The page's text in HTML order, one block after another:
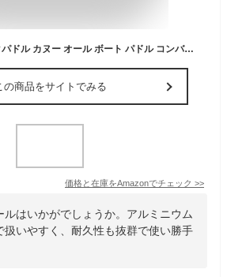
EBTOOLS 2 個カヤックパドル カヌー オール ボート パドル コンバーチブル 取り外し可能 アルミニウム合金 軽量 フローティング 厚みのあるリブブレード付き ボート カヤック カヌー用
の商品をサイトでみる
価格と在庫をAmazonでチェック >>
ルはいかがでしょうか。アルミニウム
扱いやすく、耐久性も抜群で使い勝手